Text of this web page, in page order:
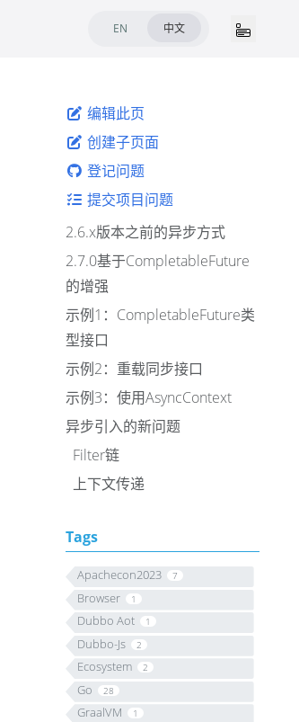
EN 中文
编辑此页
创建子页面
登记问题
提交项目问题
2.6.x版本之前的异步方式
2.7.0基于CompletableFuture
的增强
示例1：CompletableFuture类
型接口
示例2：重载同步接口
示例3：使用AsyncContext
异步引入的新问题
Filter链
上下文传递
Tags
Apachecon2023 7
Browser 1
Dubbo Aot 1
Dubbo-Js 2
Ecosystem 2
Go 28
GraalVM 1